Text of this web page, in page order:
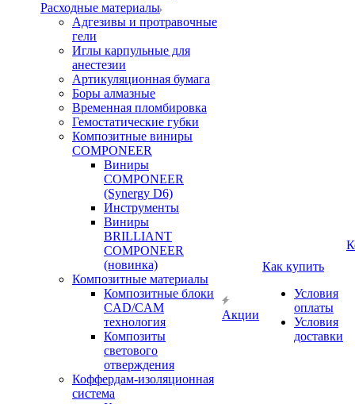
Расходные материалы
Адгезивы и протравочные
гели
Иглы карпульные для
анестезии
Артикуляционная бумага
Боры алмазные
Временная пломбировка
Гемостатические губки
Композитные виниры
COMPONEER
Виниры
COMPONEER
(Synergy D6)
Инструменты
Виниры
BRILLIANT
COMPONEER
(новинка)
Композитные материалы
Композитные блоки
CAD/СAM
технология
Композиты
светового
отверждения
Коффердам-изоляционная
система
Акции
Как купить
Условия
оплаты
Условия
доставки